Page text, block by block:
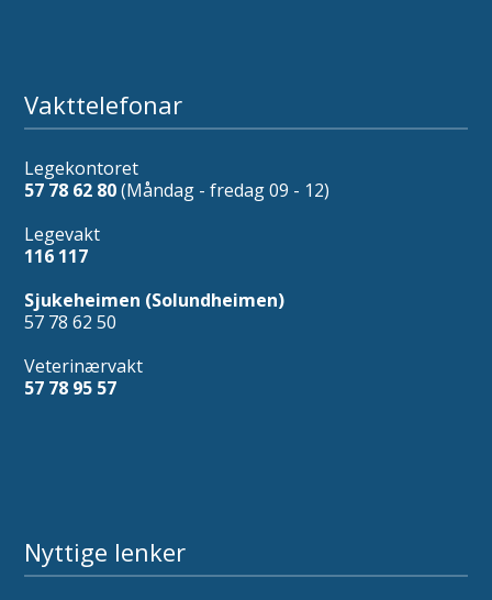
Vakttelefonar
Legekontoret
57 78 62 80(Måndag - fredag 09 - 12)
Legevakt
116 117
Sjukeheimen (Solundheimen)
57 78 62 50
Veterinærvakt
57 78 95 57
Nyttige lenker